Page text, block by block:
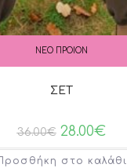
ΝΕΟ ΠΡΟΙΟΝ
ΣΕΤ
36.00€ 28.00€
Προσθήκη στο καλάθι